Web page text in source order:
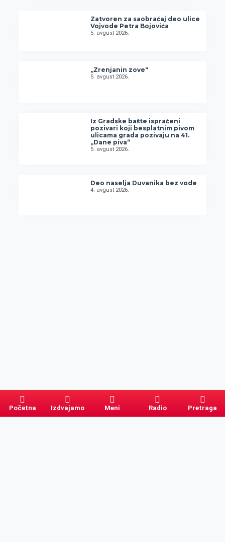
Zatvoren za saobraćaj deo ulice
Vojvode Petra Bojovića
5. avgust 2026.
„Zrenjanin zove“
5. avgust 2026.
Iz Gradske bašte ispraćeni
pozivari koji besplatnim pivom
ulicama grada pozivaju na 41.
„Dane piva“
5. avgust 2026.
Deo naselja Duvanika bez vode
4. avgust 2026.
Početna Izdvajamo Meni Radio Pretraga